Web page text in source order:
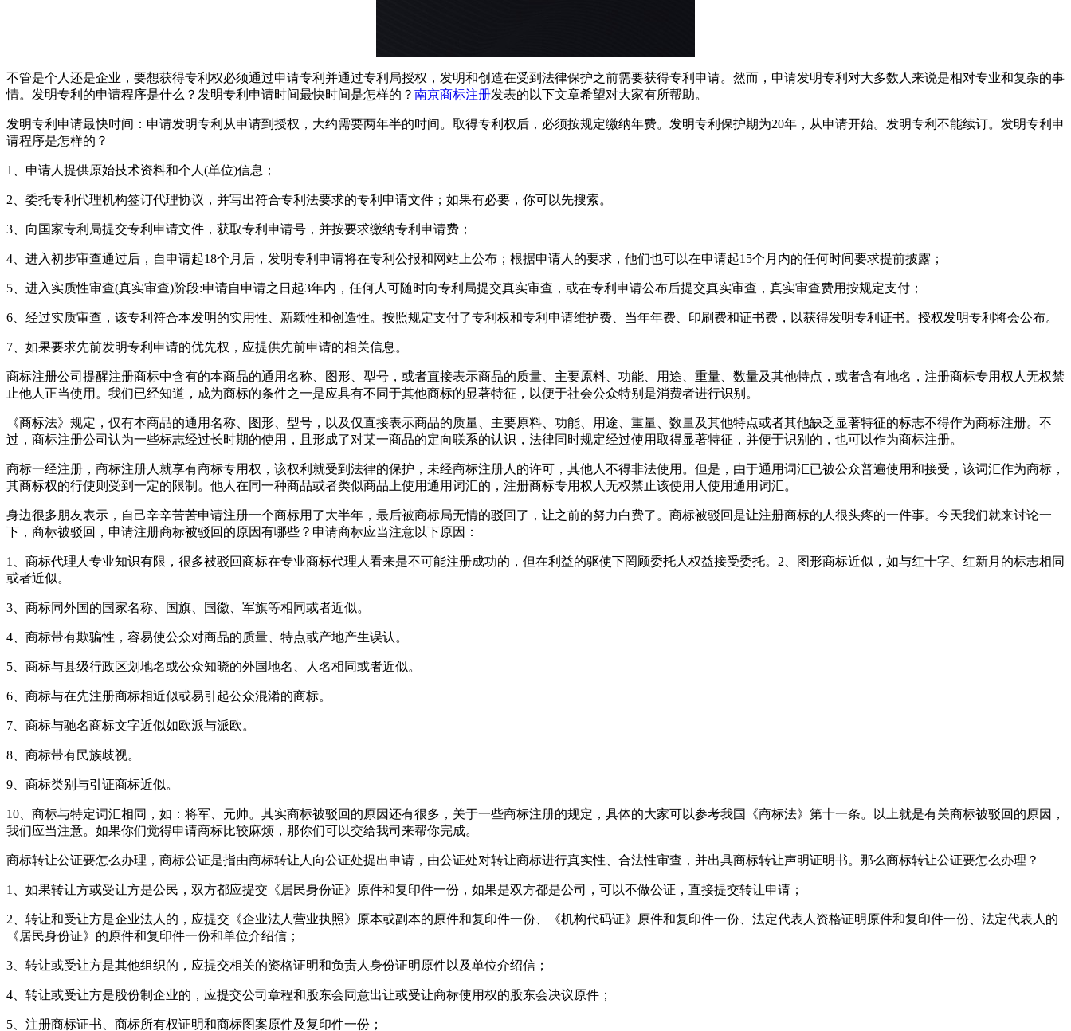
不管是个人还是企业，要想获得专利权必须通过申请专利并通过专利局授权，发明和创造在受到法律保护之前需要获得专利申请。然而，申请发明专利对大多数人来说是相对专业和复杂的事
情。发明专利的申请程序是什么？发明专利申请时间最快时间是怎样的？ 南京商标注册发表的以下文章希望对大家有所帮助。
发明专利申请最快时间：申请发明专利从申请到授权，大约需要两年半的时间。取得专利权后，必须按规定缴纳年费。发明专利保护期为20年，从申请开始。发明专利不能续订。发明专利申
请程序是怎样的？
1、申请人提供原始技术资料和个人(单位)信息；
2、委托专利代理机构签订代理协议，并写出符合专利法要求的专利申请文件；如果有必要，你可以先搜索。
3、向国家专利局提交专利申请文件，获取专利申请号，并按要求缴纳专利申请费；
4、进入初步审查通过后，自申请起18个月后，发明专利申请将在专利公报和网站上公布；根据申请人的要求，他们也可以在申请起15个月内的任何时间要求提前披露；
5、进入实质性审查(真实审查)阶段:申请自申请之日起3年内，任何人可随时向专利局提交真实审查，或在专利申请公布后提交真实审查，真实审查费用按规定支付；
6、经过实质审查，该专利符合本发明的实用性、新颖性和创造性。按照规定支付了专利权和专利申请维护费、当年年费、印刷费和证书费，以获得发明专利证书。授权发明专利将会公布。
7、如果要求先前发明专利申请的优先权，应提供先前申请的相关信息。
商标注册公司提醒注册商标中含有的本商品的通用名称、图形、型号，或者直接表示商品的质量、主要原料、功能、用途、重量、数量及其他特点，或者含有地名，注册商标专用权人无权禁
止他人正当使用。我们已经知道，成为商标的条件之一是应具有不同于其他商标的显著特征，以便于社会公众特别是消费者进行识别。
《商标法》规定，仅有本商品的通用名称、图形、型号，以及仅直接表示商品的质量、主要原料、功能、用途、重量、数量及其他特点或者其他缺乏显著特征的标志不得作为商标注册。不
过，商标注册公司认为一些标志经过长时期的使用，且形成了对某一商品的定向联系的认识，法律同时规定经过使用取得显著特征，并便于识别的，也可以作为商标注册。
商标一经注册，商标注册人就享有商标专用权，该权利就受到法律的保护，未经商标注册人的许可，其他人不得非法使用。但是，由于通用词汇已被公众普遍使用和接受，该词汇作为商标，
其商标权的行使则受到一定的限制。他人在同一种商品或者类似商品上使用通用词汇的，注册商标专用权人无权禁止该使用人使用通用词汇。
身边很多朋友表示，自己辛辛苦苦申请注册一个商标用了大半年，最后被商标局无情的驳回了，让之前的努力白费了。商标被驳回是让注册商标的人很头疼的一件事。今天我们就来讨论一
下，商标被驳回，申请注册商标被驳回的原因有哪些？申请商标应当注意以下原因：
1、商标代理人专业知识有限，很多被驳回商标在专业商标代理人看来是不可能注册成功的，但在利益的驱使下罔顾委托人权益接受委托。2、图形商标近似，如与红十字、红新月的标志相同
或者近似。
3、商标同外国的国家名称、国旗、国徽、军旗等相同或者近似。
4、商标带有欺骗性，容易使公众对商品的质量、特点或产地产生误认。
5、商标与县级行政区划地名或公众知晓的外国地名、人名相同或者近似。
6、商标与在先注册商标相近似或易引起公众混淆的商标。
7、商标与驰名商标文字近似如欧派与派欧。
8、商标带有民族歧视。
9、商标类别与引证商标近似。
10、商标与特定词汇相同，如：将军、元帅。其实商标被驳回的原因还有很多，关于一些商标注册的规定，具体的大家可以参考我国《商标法》第十一条。以上就是有关商标被驳回的原因，
我们应当注意。如果你们觉得申请商标比较麻烦，那你们可以交给我司来帮你完成。
商标转让公证要怎么办理，商标公证是指由商标转让人向公证处提出申请，由公证处对转让商标进行真实性、合法性审查，并出具商标转让声明证明书。那么商标转让公证要怎么办理？
1、如果转让方或受让方是公民，双方都应提交《居民身份证》原件和复印件一份，如果是双方都是公司，可以不做公证，直接提交转让申请；
2、转让和受让方是企业法人的，应提交《企业法人营业执照》原本或副本的原件和复印件一份、《机构代码证》原件和复印件一份、法定代表人资格证明原件和复印件一份、法定代表人的
《居民身份证》的原件和复印件一份和单位介绍信；
3、转让或受让方是其他组织的，应提交相关的资格证明和负责人身份证明原件以及单位介绍信；
4、转让或受让方是股份制企业的，应提交公司章程和股东会同意出让或受让商标使用权的股东会决议原件；
5、注册商标证书、商标所有权证明和商标图案原件及复印件一份；